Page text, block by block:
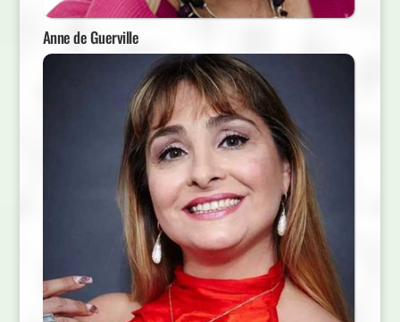
Anne de Guerville